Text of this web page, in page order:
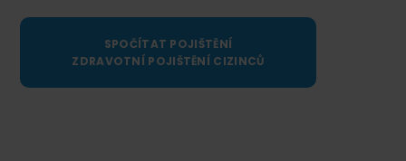
SPOČÍTAT POJIŠTĚNÍ
ZDRAVOTNÍ POJIŠTĚNÍ CIZINCŮ